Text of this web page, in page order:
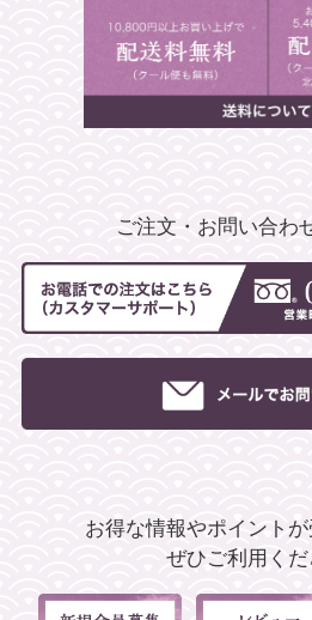
ご注文・お問い合わ
お得な情報やポイントが
ぜひご利用くだ